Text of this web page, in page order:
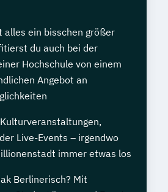
alles ein bisschen größer
du auch bei der
Hochschule von einem
Angebot an
Live-Events – irgendwo
immer etwas los
Berlinerisch? Mit